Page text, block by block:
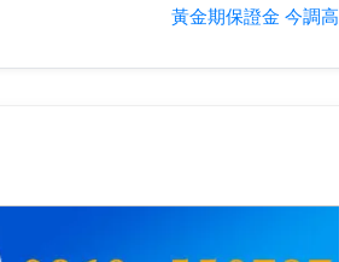
黃金期保證金 今調高